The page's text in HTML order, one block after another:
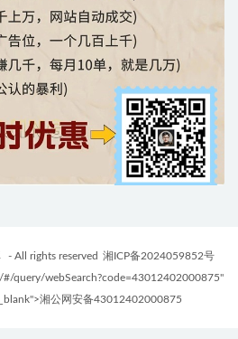
- All rights reserved 湘ICP备2024059852号
#/query/webSearch?code=43012402000875"
湘公网安备43012402000875